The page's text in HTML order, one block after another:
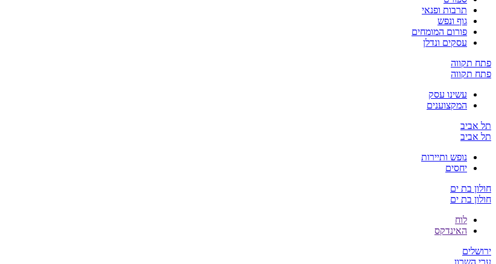
תרבות ופנאי
גוף ונפש
פורום המומחים
עסקים ונדלן
פתח תקווה
פתח תקווה
עשינו עסק
המקצוענים
תל אביב
תל אביב
נופש ותיירות
יחסים
חולון בת ים
חולון בת ים
לוח
האינדקס
ירושלים
ערי השרון